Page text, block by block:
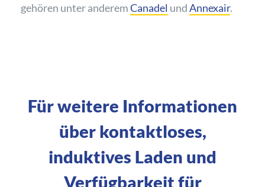
gehören unter anderemCanadel undAnnexair.
Für weitere Informationen
über kontaktloses,
induktives Laden und
Verfügbarkeit für